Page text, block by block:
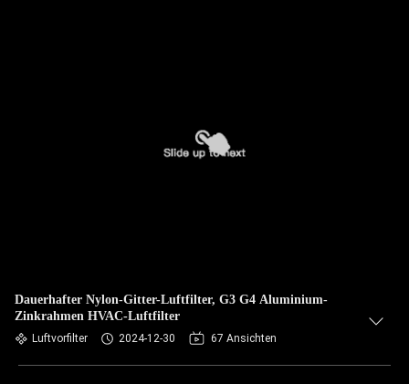
Dauerhafter Nylon-Gitter-Luftfilter, G3 G4 Aluminium-
Zinkrahmen HVAC-Luftfilter
Luftvorfilter 2024-12-30 67 Ansichten